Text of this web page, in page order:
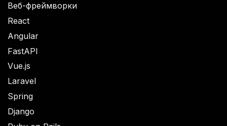
Веб-фреймворки
React
Angular
FastAPI
Vue.js
Laravel
Spring
Django